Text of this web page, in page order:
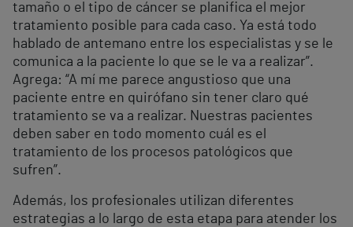
tamaño o el tipo de cáncer se planifica el mejor
tratamiento posible para cada caso. Ya está todo
hablado de antemano entre los especialistas y se le
comunica a la paciente lo que se le va a realizar”.
Agrega: “A mí me parece angustioso que una
paciente entre en quirófano sin tener claro qué
tratamiento se va a realizar. Nuestras pacientes
deben saber en todo momento cuál es el
tratamiento de los procesos patológicos que
sufren”.
Además, los profesionales utilizan diferentes
estrategias a lo largo de esta etapa para atender los